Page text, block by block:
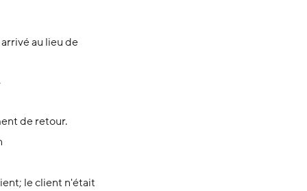
au lieu de
de retour.
le client n'était